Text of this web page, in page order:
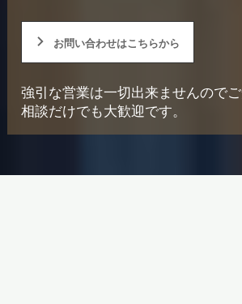
お問い合わせはこちらから
強引な営業は一切出来ませんのでご
相談だけでも大歓迎です。